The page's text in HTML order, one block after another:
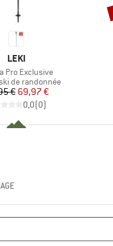
MARQUE
LEKI
Pro Exclusive
groupde randonnée
Prix
€Prix réduit
69,97 €
0,0(0)